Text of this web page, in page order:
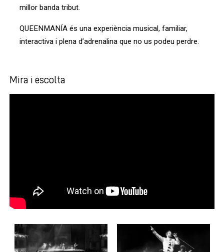
millor banda tribut.
QUEENMANÍA és una experiència musical, familiar,
interactiva i plena d’adrenalina que no us podeu perdre.
Mira i escolta